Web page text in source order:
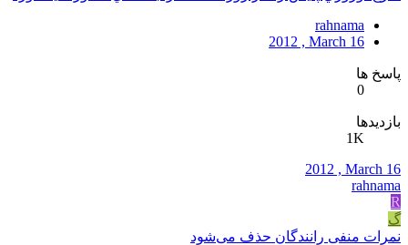
rahnama
2012 , March 16
پاسخ ها
0
بازدیدها
1K
2012 , March 16
rahnama
R
گ
نمرات منفی رانندگان حذف می‌شود